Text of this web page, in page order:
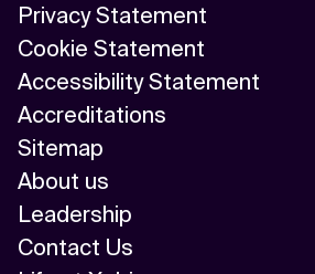
Privacy Statement
Cookie Statement
Accessibility Statement
Accreditations
Sitemap
About us
Leadership
Contact Us